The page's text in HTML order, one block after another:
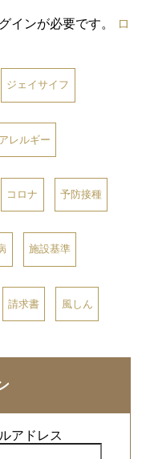
インが必要です。
ロ
ジェイサイフ
アレルギー
コロナ 予防接種
施設基準
請求書 風しん
アドレス